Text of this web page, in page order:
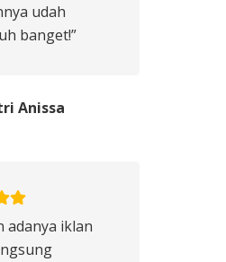
udah
banget!”
Anissa
adanya iklan